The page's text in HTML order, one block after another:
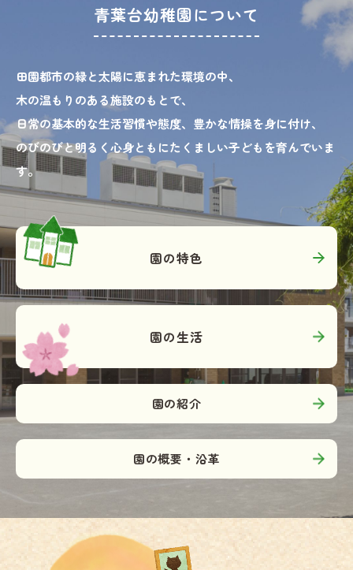
青葉台幼稚園について
田園都市の緑と太陽に恵まれた環境の中、
木の温もりのある施設のもとで、
日常の基本的な生活習慣や態度、豊かな情操を身に付け、
のびのびと明るく心身ともにたくましい子どもを育んでいま
す。
園の特色
園の生活
園の紹介
園の概要・沿革